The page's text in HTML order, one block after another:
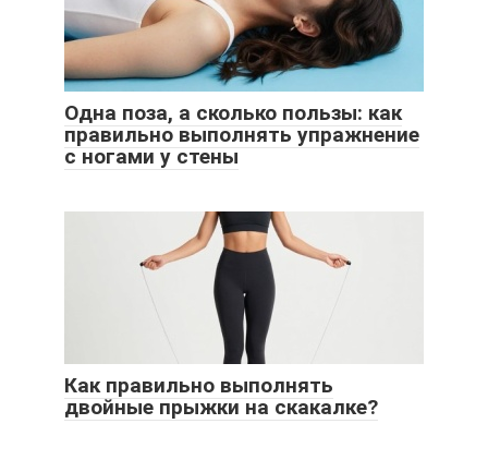
Одна поза, а сколько пользы: как
правильно выполнять упражнение
с ногами у стены
Как правильно выполнять
двойные прыжки на скакалке?